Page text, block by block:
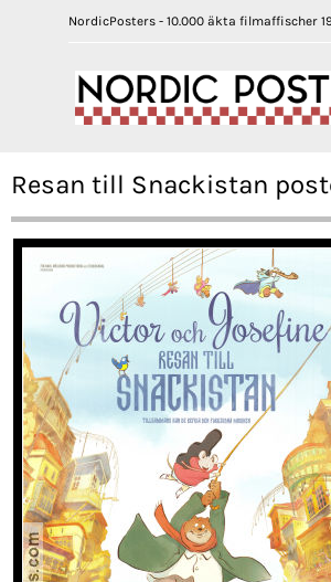
NordicPosters - 10.000 äkta filmaffischer
Resan till Snackistan